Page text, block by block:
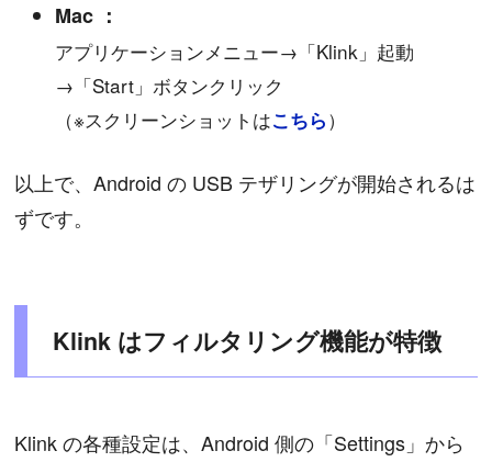
Mac ：
アプリケーションメニュー→「Klink」起動
→「Start」ボタンクリック
（※スクリーンショットはこちら）
以上で、Android の USB テザリングが開始されるは
ずです。
Klink はフィルタリング機能が特徴
Klink の各種設定は、Android 側の「Settings」から